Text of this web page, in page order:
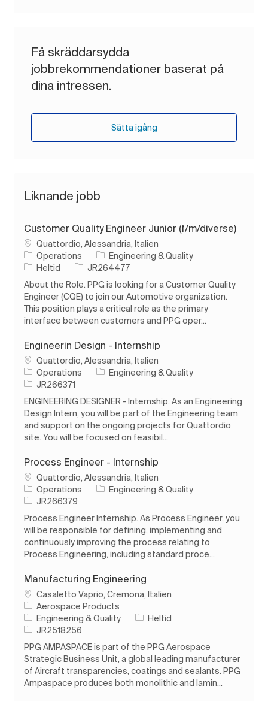
Få skräddarsydda
jobbrekommendationer baserat på
dina intressen.
Sätta igång
Liknande jobb
Customer Quality Engineer Junior (f/m/diverse)
PlatsQuattordio, Alessandria, Italien
Operations
Kategori
Engineering & Quality
Typ av jobb
Heltid Jobb-ID
JR264477
About the Role. PPG is looking for a Customer Quality
Engineer (CQE) to join our Automotive organization.
This position plays a critical role as the primary
interface between customers and PPG oper...
Engineerin Design - Internship
PlatsQuattordio, Alessandria, Italien
Operations
Kategori
Engineering & Quality
Jobb-ID
JR266371
ENGINEERING DESIGNER - Internship. As an Engineering
Design Intern, you will be part of the Engineering team
and support on the ongoing projects for Quattordio
site. You will be focused on feasibil...
Process Engineer - Internship
PlatsQuattordio, Alessandria, Italien
Operations
Kategori
Engineering & Quality
Jobb-ID
JR266379
Process Engineer Internship. As Process Engineer, you
will be responsible for defining, implementing and
continuously improving the process relating to
Process Engineering, including standard proce...
Manufacturing Engineering
PlatsCasaletto Vaprio, Cremona, Italien
Aerospace Products
Kategori
Engineering & Quality Typ av jobb
Heltid
Jobb-ID
JR2518256
PPG AMPASPACE is part of the PPG Aerospace
Strategic Business Unit, a global leading manufacturer
of Aircraft transparencies, coatings and sealants. PPG
Ampaspace produces both monolithic and lamin...